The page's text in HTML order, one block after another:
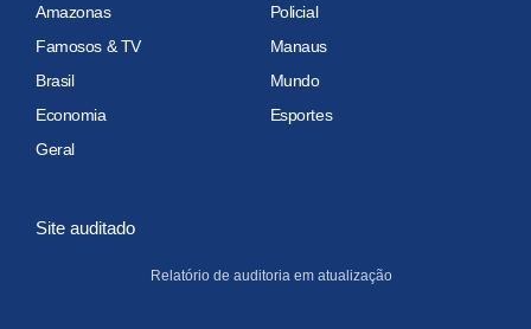
Amazonas
Policial
Famosos & TV
Manaus
Brasil
Mundo
Economia
Esportes
Geral
Site auditado
Relatório de auditoria em atualização